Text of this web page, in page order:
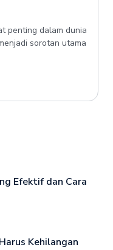
penting dalam dunia
sorotan utama
Efektif dan Cara
Kehilangan